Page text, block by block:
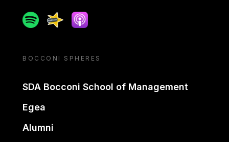
SpotifySpreakerApple podcast
BOCCONI SPHERES
SDA Bocconi School of Management
Egea
Alumni